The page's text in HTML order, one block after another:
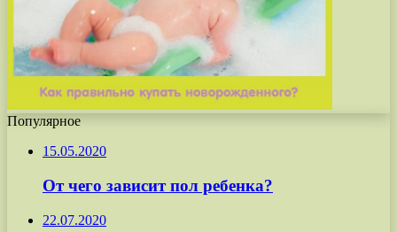
Популярное
15.05.2020
От чего зависит пол ребенка?
22.07.2020